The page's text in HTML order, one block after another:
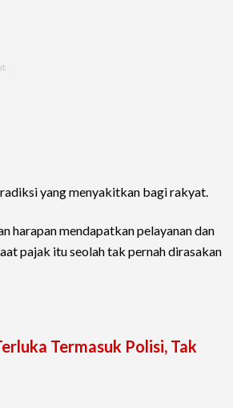
yang menyakitkan bagi rakyat.
harapan mendapatkan pelayanan dan
pajak itu seolah tak pernah dirasakan
Termasuk Polisi, Tak